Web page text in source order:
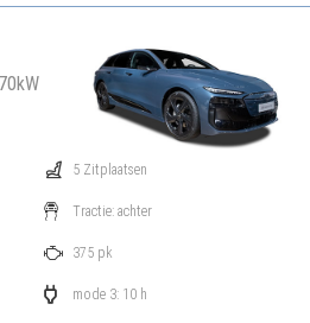
5 Zitplaatsen
Tractie: achter
375 pk
mode 3: 10 h